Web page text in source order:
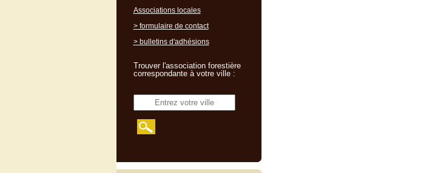
Associations locales
> formulaire de contact
> bulletins d'adhésions
Trouver l'association forestière
correspondante à votre ville :